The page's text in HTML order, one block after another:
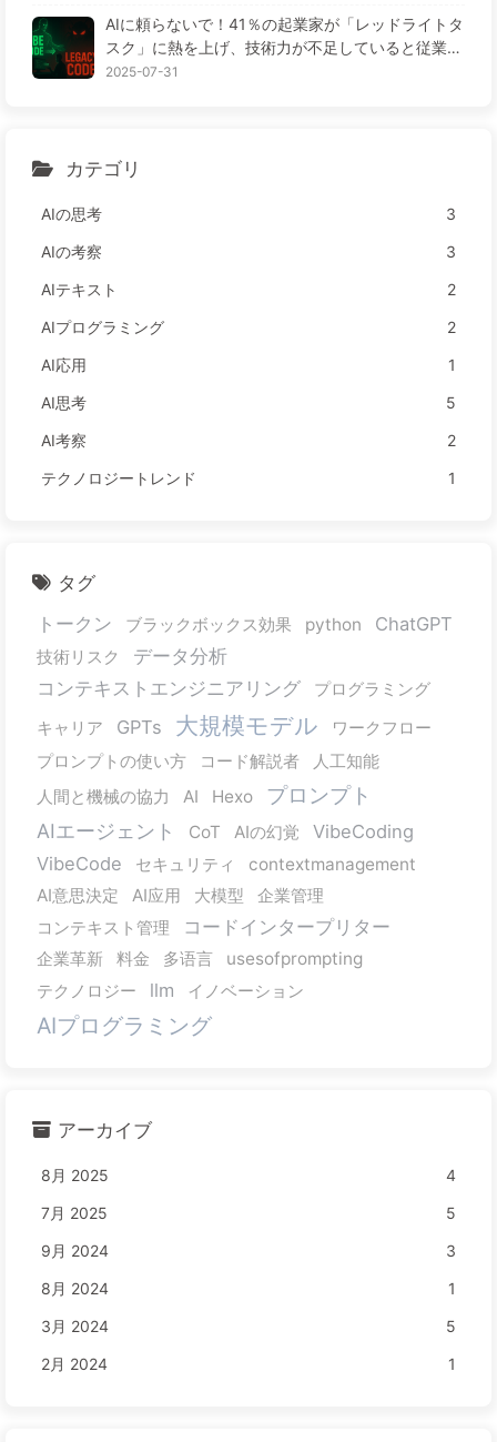
AIに頼らないで！41％の起業家が「レッドライトタ
スク」に熱を上げ、技術力が不足していると従業員
がさらに苦しむ— ゆっくり学ぶAI163
2025-07-31
カテゴリ
AIの思考
3
AIの考察
3
AIテキスト
2
AIプログラミング
2
AI応用
1
AI思考
5
AI考察
2
テクノロジートレンド
1
タグ
トークン
ブラックボックス効果 python ChatGPT
技術リスク
データ分析
コンテキストエンジニアリング
プログラミング
キャリア
GPTs 大規模モデル
ワークフロー
プロンプトの使い方
コード解説者
人工知能
人間と機械の協力
AI Hexo プロンプト
AIエージェント CoT AIの幻覚
VibeCoding
VibeCode
セキュリティ
contextmanagement
AI意思決定
AI应用 大模型
企業管理
コンテキスト管理
コードインタープリター
企業革新 料金 多语言
usesofprompting
テクノロジー
llm イノベーション
AIプログラミング
アーカイブ
8月 2025
4
7月 2025
5
9月 2024
3
8月 2024
1
3月 2024
5
2月 2024
1